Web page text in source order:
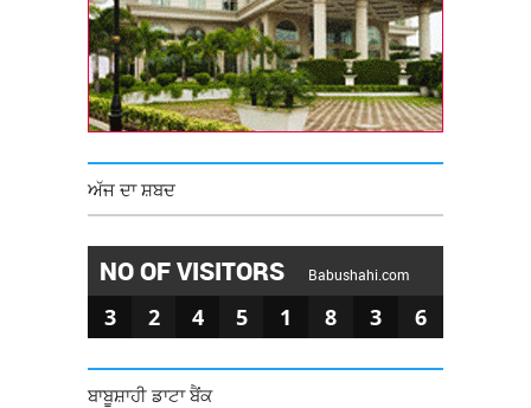
ਅੱਜ ਦਾ ਸ਼ਬਦ
NO OF VISITORS Babushahi.com
3 2 4 5 1 8 3 6
ਬਾਬੂਸ਼ਾਹੀ ਡਾਟਾ ਬੈਂਕ